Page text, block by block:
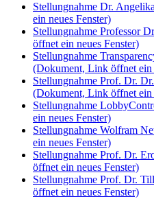
Stellungnahme Dr.
ein neues Fenster)
Stellungnahme Professor
öffnet ein neues Fenster)
Stellungnahme
(Dokument, Link öffnet ein
Stellungnahme Prof. Dr.
(Dokument, Link öffnet ein
Stellungnahme
ein neues Fenster)
Stellungnahme Wolfram
ein neues Fenster)
Stellungnahme Prof. Dr.
öffnet ein neues Fenster)
Stellungnahme Prof. Dr.
öffnet ein neues Fenster)